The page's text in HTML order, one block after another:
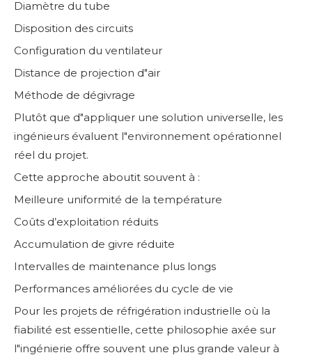
Diamètre du tube
Disposition des circuits
Configuration du ventilateur
Distance de projection d"air
Méthode de dégivrage
Plutôt que d"appliquer une solution universelle, les
ingénieurs évaluent l"environnement opérationnel
réel du projet.
Cette approche aboutit souvent à :
Meilleure uniformité de la température
Coûts d’exploitation réduits
Accumulation de givre réduite
Intervalles de maintenance plus longs
Performances améliorées du cycle de vie
Pour les projets de réfrigération industrielle où la
fiabilité est essentielle, cette philosophie axée sur
l"ingénierie offre souvent une plus grande valeur à